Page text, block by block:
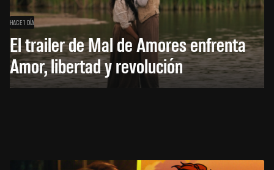
HACE 1 DÍA
El trailer de Mal de Amores enfrenta
Amor, libertad y revolución